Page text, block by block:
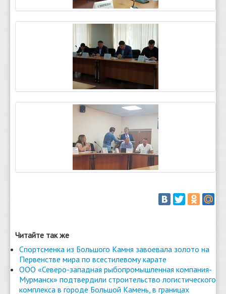
Читайте так же
Спортсменка из Большого Камня завоевала золото на
Первенстве мира по всестилевому карате
ООО «Северо-западная рыбопромышленная компания-
Мурманск» подтвердили строительство логистического
комплекса в городе Большой Камень, в границах